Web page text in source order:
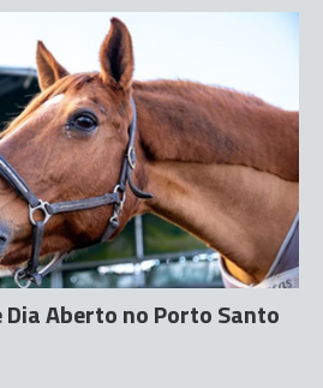
Dia Aberto no Porto Santo